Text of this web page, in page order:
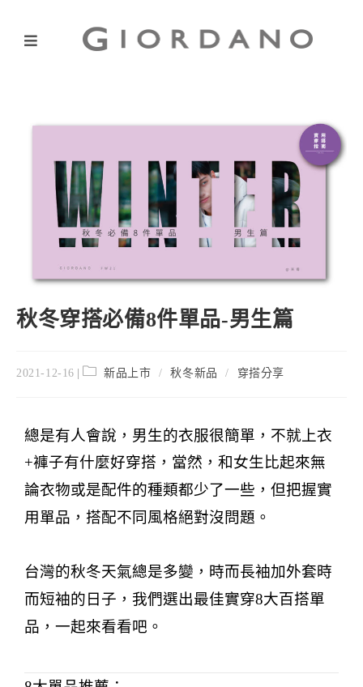
秋冬穿搭必備8件單品-男生篇
2021-12-16 新品上市 / 秋冬新品 / 穿搭分享
總是有人會說，男生的衣服很簡單，不就上衣
+褲子有什麼好穿搭，當然，和女生比起來無
論衣物或是配件的種類都少了一些，但把握實
用單品，搭配不同風格絕對沒問題。
台灣的秋冬天氣總是多變，時而長袖加外套時
而短袖的日子，我們選出最佳實穿8大百搭單
品，一起來看看吧。